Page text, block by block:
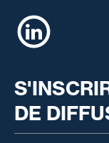
LinkedIn
DE